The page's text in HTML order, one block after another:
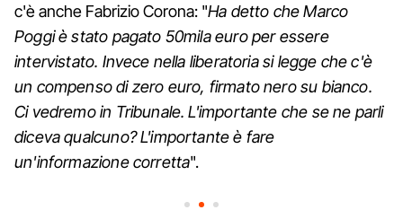
c'è anche Fabrizio Corona: "Ha detto che Marco
Poggi è stato pagato 50mila euro per essere
intervistato. Invece nella liberatoria si legge che c'è
un compenso di zero euro, firmato nero su bianco.
Ci vedremo in Tribunale. L'importante che se ne parli
diceva qualcuno? L'importante è fare
un'informazione corretta".